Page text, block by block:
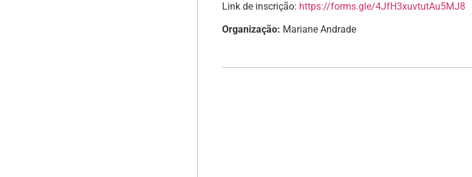
Link de inscrição: https://forms.gle/4JfH3xuvtutAu5MJ8
Organização: Mariane Andrade